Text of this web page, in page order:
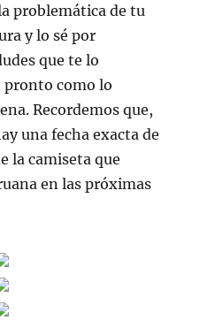
problemática de tu
y lo sé por
que te lo
pronto como lo
Recordemos que,
una fecha exacta de
la camiseta que
en las próximas